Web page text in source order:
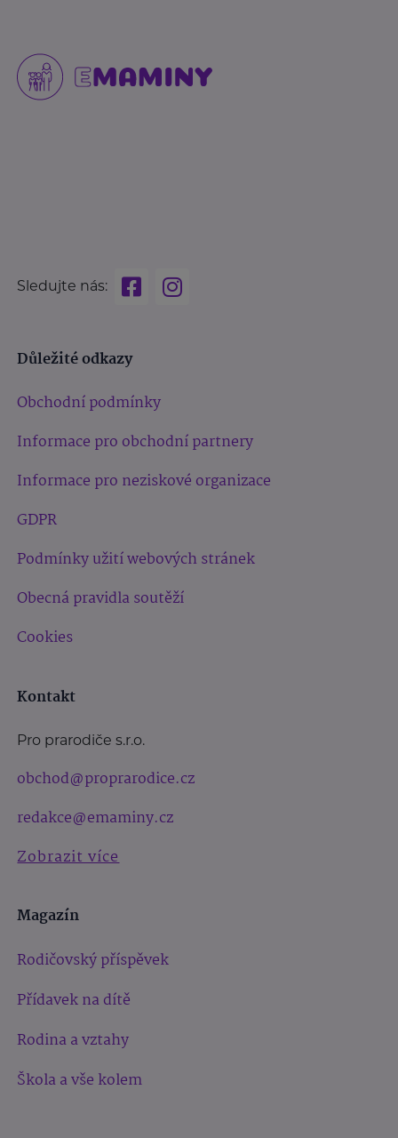
Sledujte nás:
Důležité odkazy
Obchodní podmínky
Informace pro obchodní partnery
Informace pro neziskové organizace
GDPR
Podmínky užití webových stránek
Obecná pravidla soutěží
Cookies
Kontakt
Pro prarodiče s.r.o.
obchod@proprarodice.cz
redakce@emaminy.cz
Zobrazit více
Magazín
Rodičovský příspěvek
Přídavek na dítě
Rodina a vztahy
Škola a vše kolem